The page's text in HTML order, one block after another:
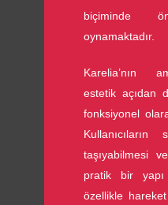
biçiminde
oynamaktadır.
Karelia’nın
estetik açıdan
fonksiyonel
Kullanıcıların
taşıyabilmesi
pratik bir
özellikle